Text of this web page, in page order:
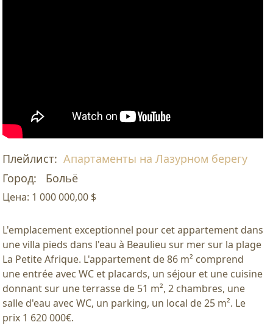
Плейлист: Апартаменты на Лазурном берегу
Город:
Больё
Цена: 1 000 000,00 $
L'emplacement exceptionnel pour cet appartement dans
une villa pieds dans l'eau à Beaulieu sur mer sur la plage
La Petite Afrique. L'appartement de 86 m² comprend
une entrée avec WC et placards, un séjour et une cuisine
donnant sur une terrasse de 51 m², 2 chambres, une
salle d'eau avec WC, un parking, un local de 25 m². Le
prix 1 620 000€.